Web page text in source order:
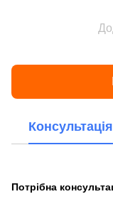
Консультація
Потрібна